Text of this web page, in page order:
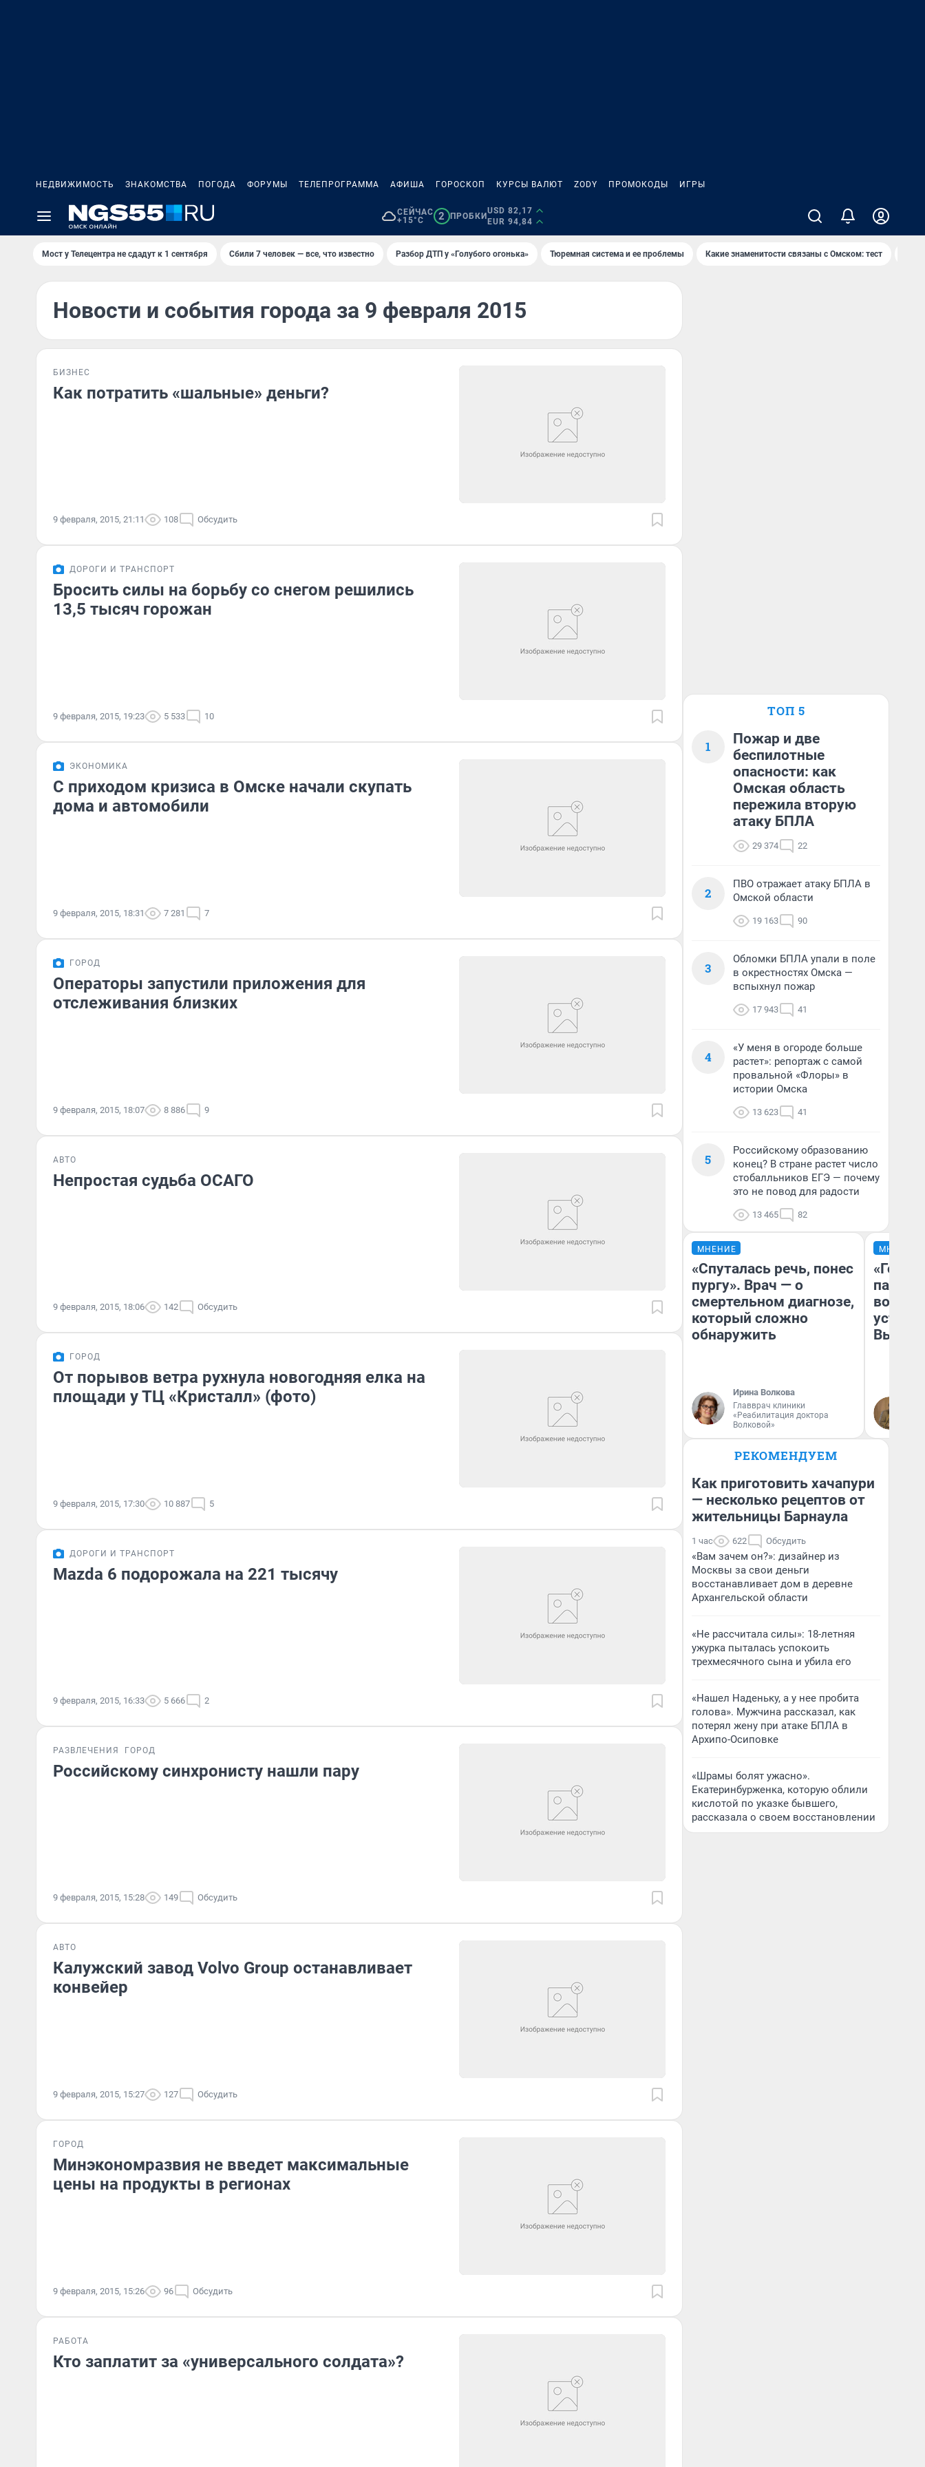
НЕДВИЖИМОСТЬ ЗНАКОМСТВА ПОГОДА ФОРУМЫ ТЕЛЕПРОГРАММА АФИША ГОРОСКОП КУРСЫ ВАЛЮТ ZODY ПРОМОКОДЫ ИГРЫ
СЕЙЧАС
+15°C
2 ПРОБКИ
USD 82,17
EUR 94,84
Мост у Телецентра не сдадут к 1 сентября Сбили 7 человек — все, что известно Разбор ДТП у «Голубого огонька» Тюремная система и ее проблемы Какие знаменитости связаны с Омском: тест
Новости и события города за 9 февраля 2015
БИЗНЕС
Как потратить «шальные» деньги?
9 февраля, 2015, 21:11 108 Обсудить
ДОРОГИ И ТРАНСПОРТ
Бросить силы на борьбу со снегом решились
13,5 тысяч горожан
9 февраля, 2015, 19:23 5 533 10
ЭКОНОМИКА
С приходом кризиса в Омске начали скупать
дома и автомобили
9 февраля, 2015, 18:31 7 281 7
ГОРОД
Операторы запустили приложения для
отслеживания близких
9 февраля, 2015, 18:07 8 886 9
АВТО
Непростая судьба ОСАГО
9 февраля, 2015, 18:06 142 Обсудить
ГОРОД
От порывов ветра рухнула новогодняя елка на
площади у ТЦ «Кристалл» (фото)
9 февраля, 2015, 17:30 10 887 5
ДОРОГИ И ТРАНСПОРТ
Mazda 6 подорожала на 221 тысячу
9 февраля, 2015, 16:33 5 666 2
РАЗВЛЕЧЕНИЯ ГОРОД
Российскому синхронисту нашли пару
9 февраля, 2015, 15:28 149 Обсудить
АВТО
Калужский завод Volvo Group останавливает
конвейер
9 февраля, 2015, 15:27 127 Обсудить
ГОРОД
Минэкономразвия не введет максимальные
цены на продукты в регионах
9 февраля, 2015, 15:26 96 Обсудить
РАБОТА
Кто заплатит за «универсального солдата»?
ТОП 5
1
Пожар и две
беспилотные
опасности: как
Омская область
пережила вторую
атаку БПЛА
29 374 22
2
ПВО отражает атаку БПЛА в
Омской области
19 163 90
3
Обломки БПЛА упали в поле
в окрестностях Омска —
вспыхнул пожар
17 943 41
4
«У меня в огороде больше
растет»: репортаж с самой
провальной «Флоры» в
истории Омска
13 623 41
5
Российскому образованию
конец? В стране растет число
стобалльников ЕГЭ — почему
это не повод для радости
13 465 82
МНЕНИЕ
«Спуталась речь, понес
пургу». Врач — о
смертельном диагнозе,
который сложно
обнаружить
Ирина Волкова
Главврач клиники
«Реабилитация доктора
Волковой»
МНЕНИЕ
РЕКОМЕНДУЕМ
Как приготовить хачапури
— несколько рецептов от
жительницы Барнаула
1 час 622 Обсудить
«Вам зачем он?»: дизайнер из
Москвы за свои деньги
восстанавливает дом в деревне
Архангельской области
«Не рассчитала силы»: 18-летняя
ужурка пыталась успокоить
трехмесячного сына и убила его
«Нашел Наденьку, а у нее пробита
голова». Мужчина рассказал, как
потерял жену при атаке БПЛА в
Архипо-Осиповке
«Шрамы болят ужасно».
Екатеринбурженка, которую облили
кислотой по указке бывшего,
рассказала о своем восстановлении